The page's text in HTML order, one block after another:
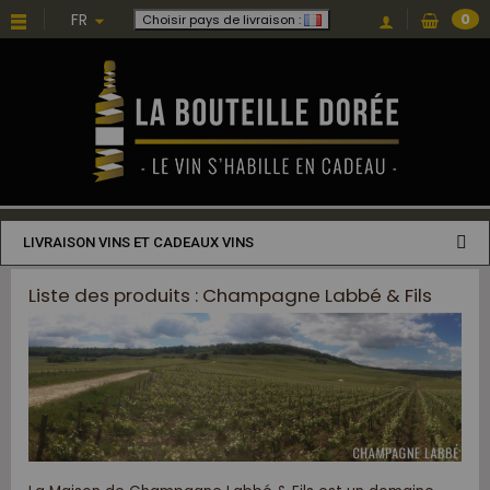
FR Choisir pays de livraison : 0
LIVRAISON VINS ET CADEAUX VINS
Liste des produits : Champagne Labbé & Fils